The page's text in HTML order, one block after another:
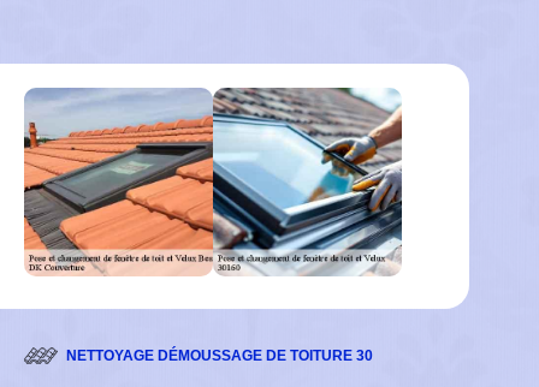
NETTOYAGE DÉMOUSSAGE DE TOITURE 30